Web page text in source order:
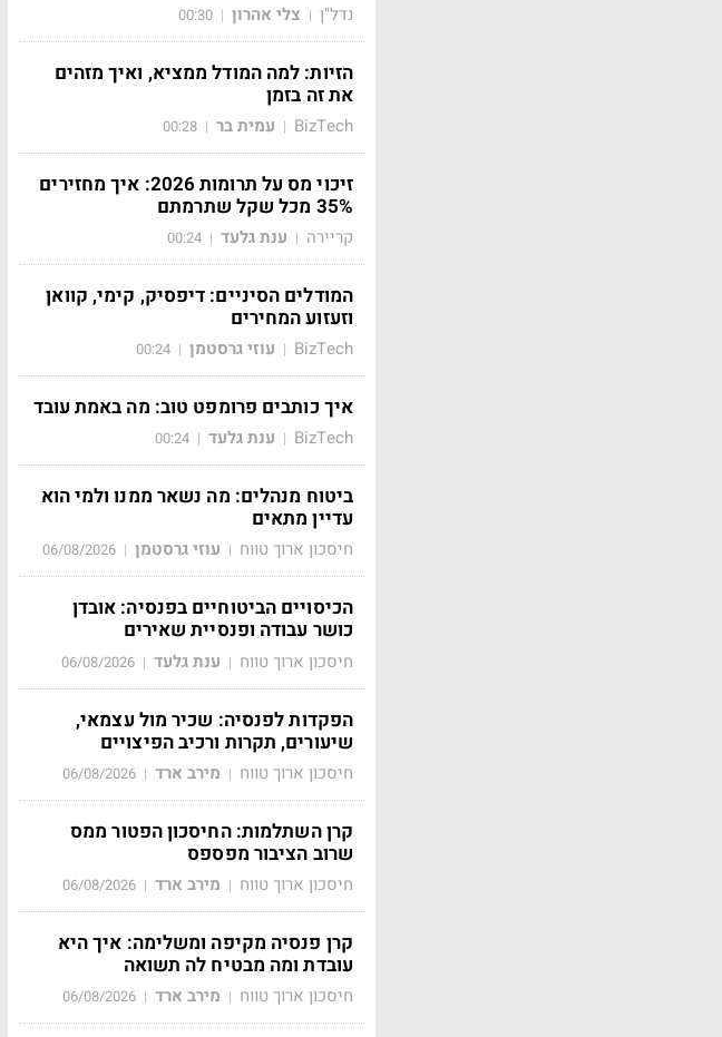
נדל"ן | צלי אהרון |
00:30
הזיות: למה המודל ממציא, ואיך מזהים
את זה בזמן
BizTech
| עמית בר |
00:28
זיכוי מס על תרומות 2026: איך מחזירים
35% מכל שקל שתרמתם
קריירה | ענת גלעד |
00:24
המודלים הסיניים: דיפסיק, קימי, קוואן
וזעזוע המחירים
BizTech
| עוזי גרסטמן |
00:24
איך כותבים פרומפט טוב: מה באמת עובד
BizTech
| ענת גלעד |
00:24
ביטוח מנהלים: מה נשאר ממנו ולמי הוא
עדיין מתאים
חיסכון ארוך טווח | עוזי גרסטמן |
06/08/2026
הכיסויים הביטוחיים בפנסיה: אובדן
כושר עבודה ופנסיית שאירים
חיסכון ארוך טווח | ענת גלעד |
06/08/2026
הפקדות לפנסיה: שכיר מול עצמאי,
שיעורים, תקרות ורכיב הפיצויים
חיסכון ארוך טווח | מירב ארד |
06/08/2026
קרן השתלמות: החיסכון הפטור ממס
שרוב הציבור מפספס
חיסכון ארוך טווח | מירב ארד |
06/08/2026
קרן פנסיה מקיפה ומשלימה: איך היא
עובדת ומה מבטיח לה תשואה
חיסכון ארוך טווח | מירב ארד |
06/08/2026